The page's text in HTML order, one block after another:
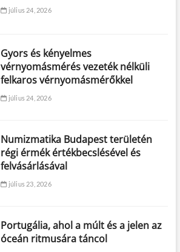
július 24, 2026
Gyors és kényelmes
vérnyomásmérés vezeték nélküli
felkaros vérnyomásmérőkkel
július 24, 2026
Numizmatika Budapest területén
régi érmék értékbecslésével és
felvásárlásával
július 23, 2026
Portugália, ahol a múlt és a jelen az
óceán ritmusára táncol